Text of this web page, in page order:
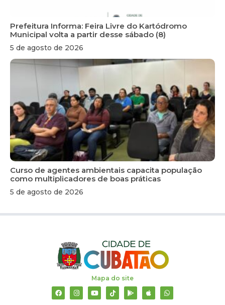
Prefeitura Informa: Feira Livre do Kartódromo
Municipal volta a partir desse sábado (8)
5 de agosto de 2026
Curso de agentes ambientais capacita população
como multiplicadores de boas práticas
5 de agosto de 2026
Mapa do site